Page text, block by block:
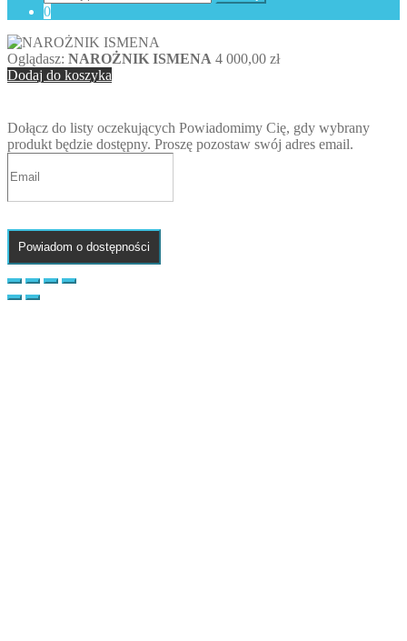
0
Oglądasz: NAROŻNIK ISMENA 4 000,00 zł
Dodaj do koszyka
Dołącz do listy oczekujących Powiadomimy Cię, gdy wybrany
produkt będzie dostępny. Proszę pozostaw swój adres email.
Powiadom o dostępności